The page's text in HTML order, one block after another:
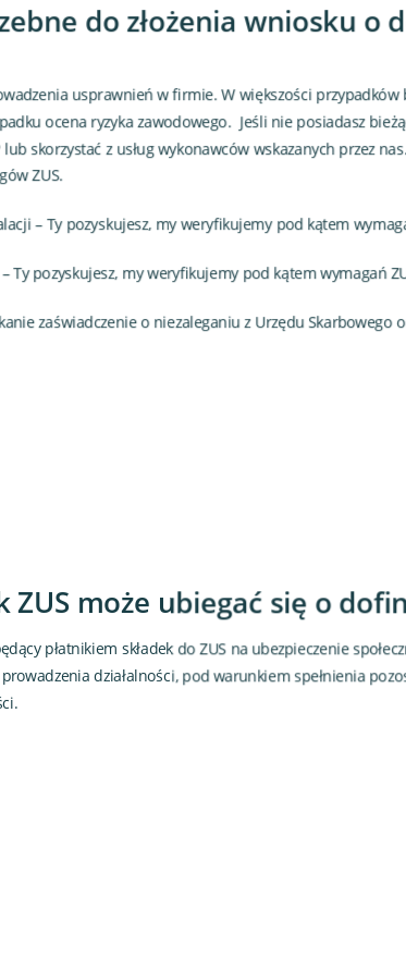
do złożenia wniosku o
usprawnień w firmie. W większości
ocena ryzyka zawodowego. Jeśli nie posiadasz
skorzystać z usług wykonawców wskazanych przez
ZUS.
– Ty pozyskujesz, my weryfikujemy pod kątem
Ty pozyskujesz, my weryfikujemy pod kątem wymagań
zaświadczenie o niezaleganiu z Urzędu Skarbowego
ZUS może ubiegać się o
płatnikiem składek do ZUS na ubezpieczenie
działalności, pod warunkiem spełnienia